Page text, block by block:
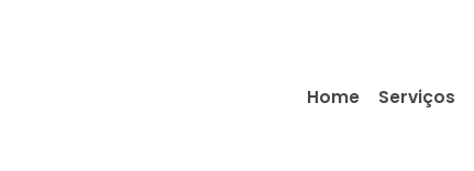
Home
Serviços